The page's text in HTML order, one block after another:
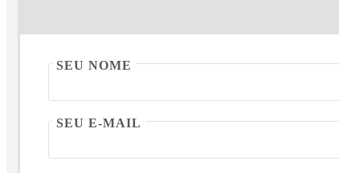
SEU NOME
SEU E-MAIL